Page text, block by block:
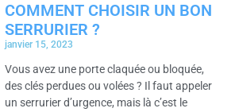
COMMENT CHOISIR UN BON
SERRURIER ?
janvier 15, 2023
Vous avez une porte claquée ou bloquée,
des clés perdues ou volées ? Il faut appeler
un serrurier d’urgence, mais là c’est le